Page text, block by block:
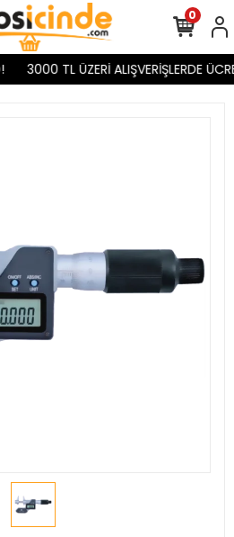
3000 TL ÜZERİ ALIŞVERİŞLERDE
0